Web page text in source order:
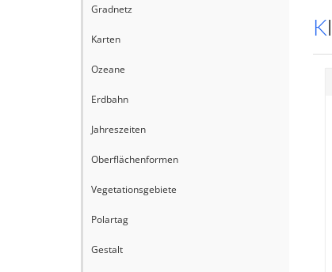
Gradnetz
Karten
Ozeane
Erdbahn
Jahreszeiten
Oberflächenformen
Vegetationsgebiete
Polartag
Gestalt